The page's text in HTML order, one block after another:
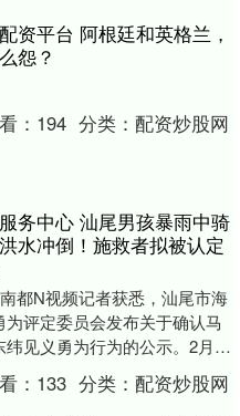
资平台 阿根廷和英格兰，
怨？
： 194 分类：配资炒股网
务中心 汕尾男孩暴雨中骑
水冲倒！施救者拟被认定
都N视频记者获悉，汕尾市海
为评定委员会发布关于确认马
见义勇为行为的公示。2月23
遇见一起车祸股票配资服务中
： 133 分类：配资炒股网